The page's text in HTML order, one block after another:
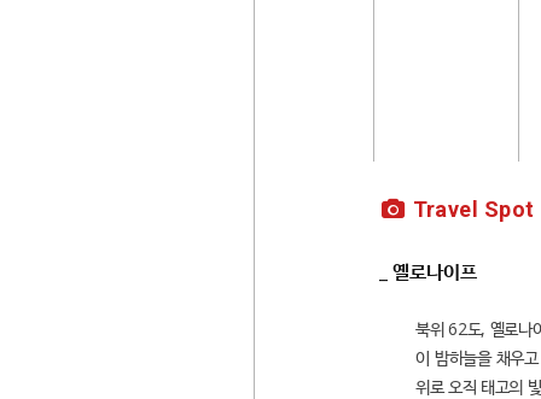
Travel Spot
_ 옐로나이프
북위 62도, 옐로나
이 밤하늘을 채우
위로 오직 태고의